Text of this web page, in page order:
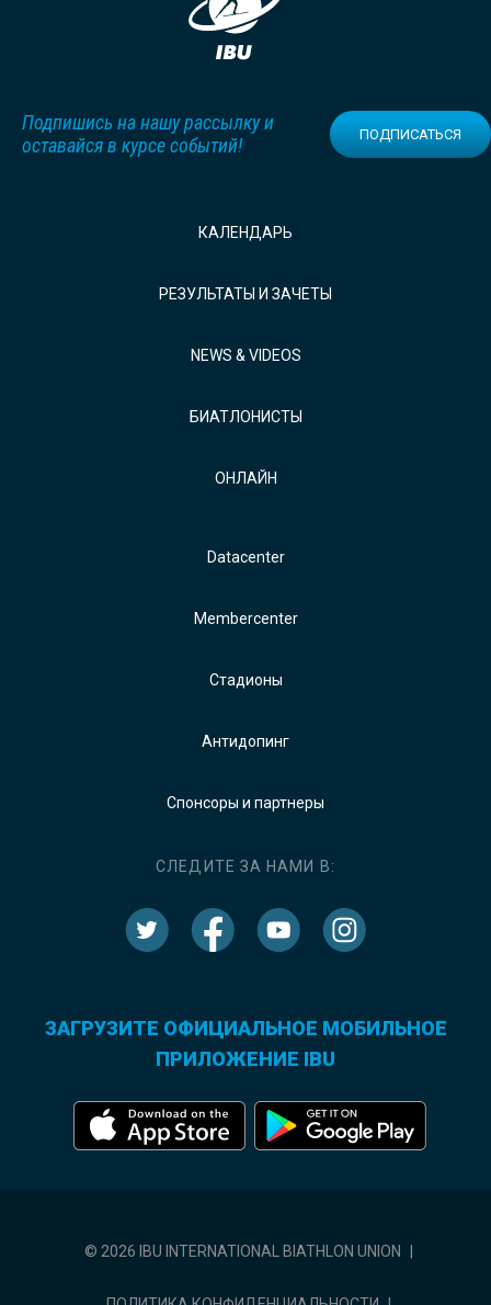
Подпишись на нашу рассылку и
оставайся в курсе событий!
ПОДПИСАТЬСЯ
КАЛЕНДАРЬ
РЕЗУЛЬТАТЫ И ЗАЧЕТЫ
NEWS & VIDEOS
БИАТЛОНИСТЫ
ОНЛАЙН
Datacenter
Membercenter
Стадионы
Антидопинг
Спонсоры и партнеры
СЛЕДИТЕ ЗА НАМИ В:
ЗАГРУЗИТЕ ОФИЦИАЛЬНОЕ МОБИЛЬНОЕ
ПРИЛОЖЕНИЕ IBU
© 2026 IBU INTERNATIONAL BIATHLON UNION